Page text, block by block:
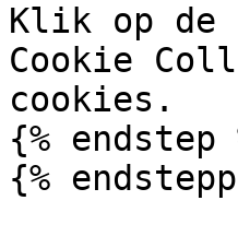
Klik op de
Cookie
cookies.
{% endstep
{%